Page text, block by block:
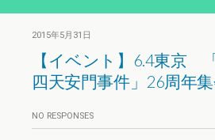
2015年5月31日
【イベント】6.4東京
四天安門事件」26周年
NO RESPONSES